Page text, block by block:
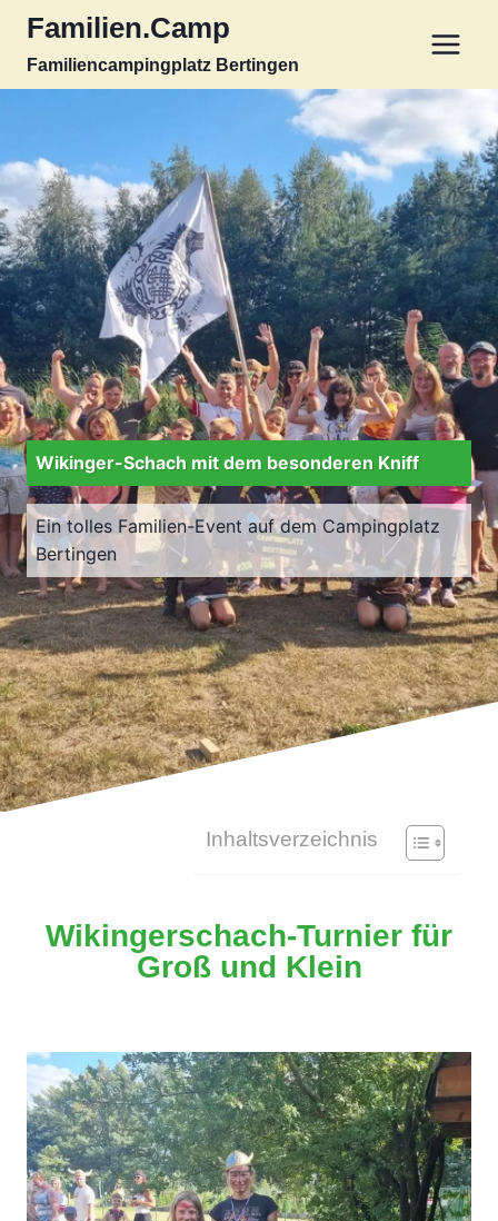
Inhalt
springen
Familien.Camp
Familiencampingplatz Bertingen
Wikinger-Schach mit dem besonderen Kniff
Ein tolles Familien-Event auf dem Campingplatz
Bertingen
Inhaltsverzeichnis
Wikingerschach-Turnier für
Groß und Klein